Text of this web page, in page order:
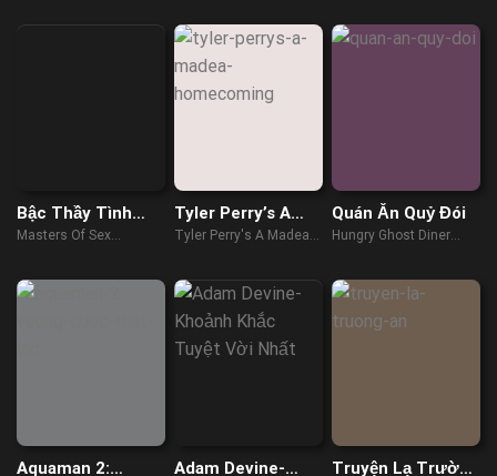
Bậc Thầy Tình
Dục (Phần 1)
Masters Of Sex
Tyler Perry’s A
Madea
Tyler Perry's A Madea
Quán Ăn Quỷ Đói
Hungry Ghost Diner
Aquaman 2:
Adam Devine-
Truyện Lạ Trường